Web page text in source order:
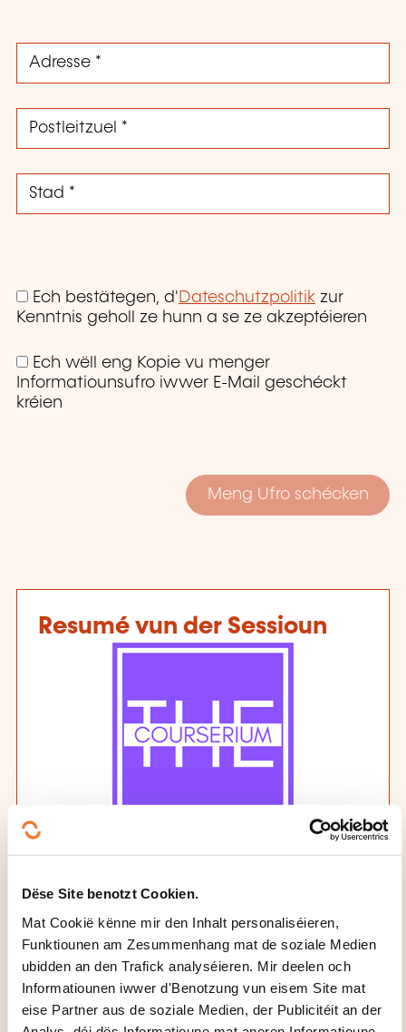
Dëse Site benotzt Cookien.
Mat Cookië kënne mir den Inhalt personaliséieren,
Funktiounen am Zesummenhang mat de soziale Medien
ubidden an den Trafick analyséieren. Mir deelen och
Informatiounen iwwer d'Benotzung vun eisem Site mat
eise Partner aus de soziale Medien, der Publicitéit an der
Ech bestätegen, d'Dateschutzpolitik zur
Kenntnis geholl ze hunn a se ze akzeptéieren
Ech wëll eng Kopie vu menger
Informatiounsufro iwwer E-Mail geschéckt
kréien
Resumé vun der Sessioun
Datum an Dauer
28.09.2026 - 2 Dag(Deeg)